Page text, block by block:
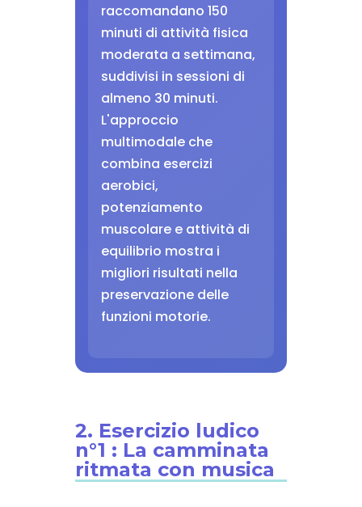
raccomandano 150
minuti di attività fisica
moderata a settimana,
suddivisi in sessioni di
almeno 30 minuti.
L'approccio
multimodale che
combina esercizi
aerobici,
potenziamento
muscolare e attività di
equilibrio mostra i
migliori risultati nella
preservazione delle
funzioni motorie.
2. Esercizio ludico
n°1 : La camminata
ritmata con musica